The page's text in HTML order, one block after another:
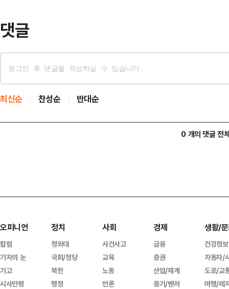
댓글
최신순 찬성순 반대순
0 개의 댓글 전
오피니언
칼럼
기자의 눈
기고
시사만평
정치
청와대
국회/정당
북한
행정
사회
사건사고
교육
노동
언론
경제
금융
증권
산업/재계
중기/벤처
생활/
건강정보
자동차/
도로/교
여행/레